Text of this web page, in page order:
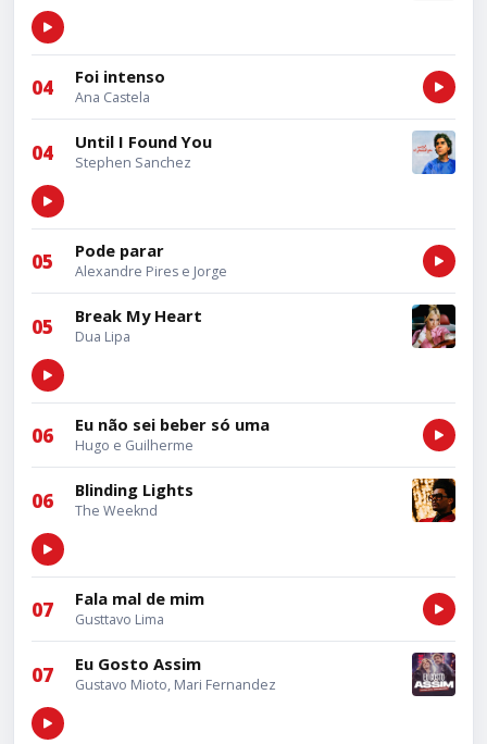
04 Foi intenso
Ana Castela
04 Until I Found You
Stephen Sanchez
05 Pode parar
Alexandre Pires e Jorge
05 Break My Heart
Dua Lipa
06 Eu não sei beber só uma
Hugo e Guilherme
06 Blinding Lights
The Weeknd
07 Fala mal de mim
Gusttavo Lima
07 Eu Gosto Assim
Gustavo Mioto, Mari Fernandez